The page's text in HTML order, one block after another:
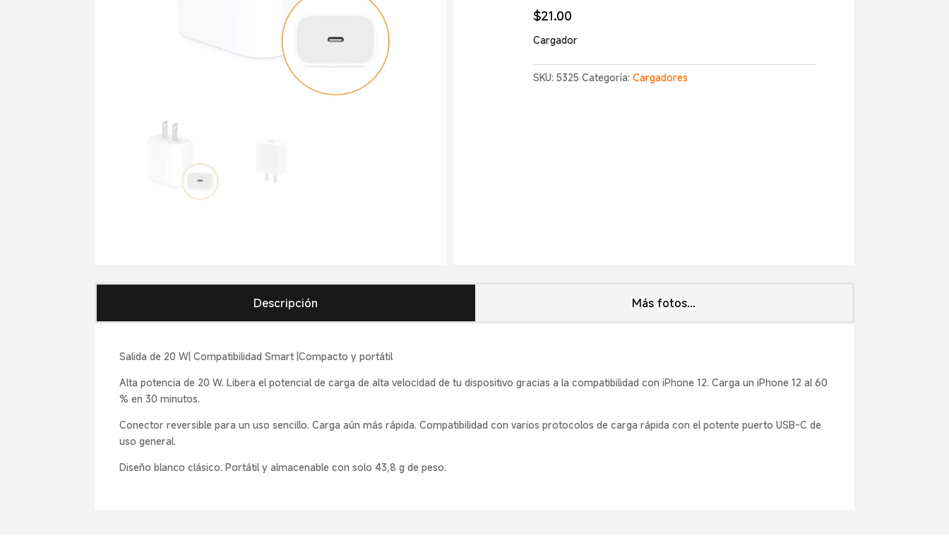
$21.00
Cargador
SKU:5325 Categoría:Cargadores
Descripción Más fotos...
Salida de 20 W| Compatibilidad Smart |Compacto y portátil
Alta potencia de 20 W. Libera el potencial de carga de alta velocidad de tu dispositivo gracias a la compatibilidad con iPhone 12. Carga un iPhone 12 al 60
% en 30 minutos.
Conector reversible para un uso sencillo. Carga aún más rápida. Compatibilidad con varios protocolos de carga rápida con el potente puerto USB-C de
uso general.
Diseño blanco clásico. Portátil y almacenable con solo 43,8 g de peso.